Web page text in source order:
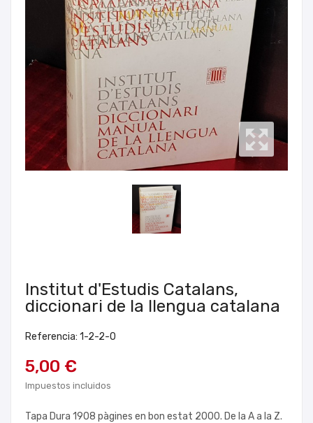
Institut d'Estudis Catalans,
diccionari de la llengua catalana
Referencia: 1-2-2-0
5,00 €
Impuestos incluidos
Tapa Dura 1908 pàgines en bon estat 2000. De la A a la Z.